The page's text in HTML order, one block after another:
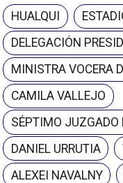
HUALQUI
DELEGACIÓN
MINISTRA VOCERA
CAMILA VALLEJO
SÉPTIMO JUZGADO
DANIEL URRUTIA
ALEXEI NAVALNY